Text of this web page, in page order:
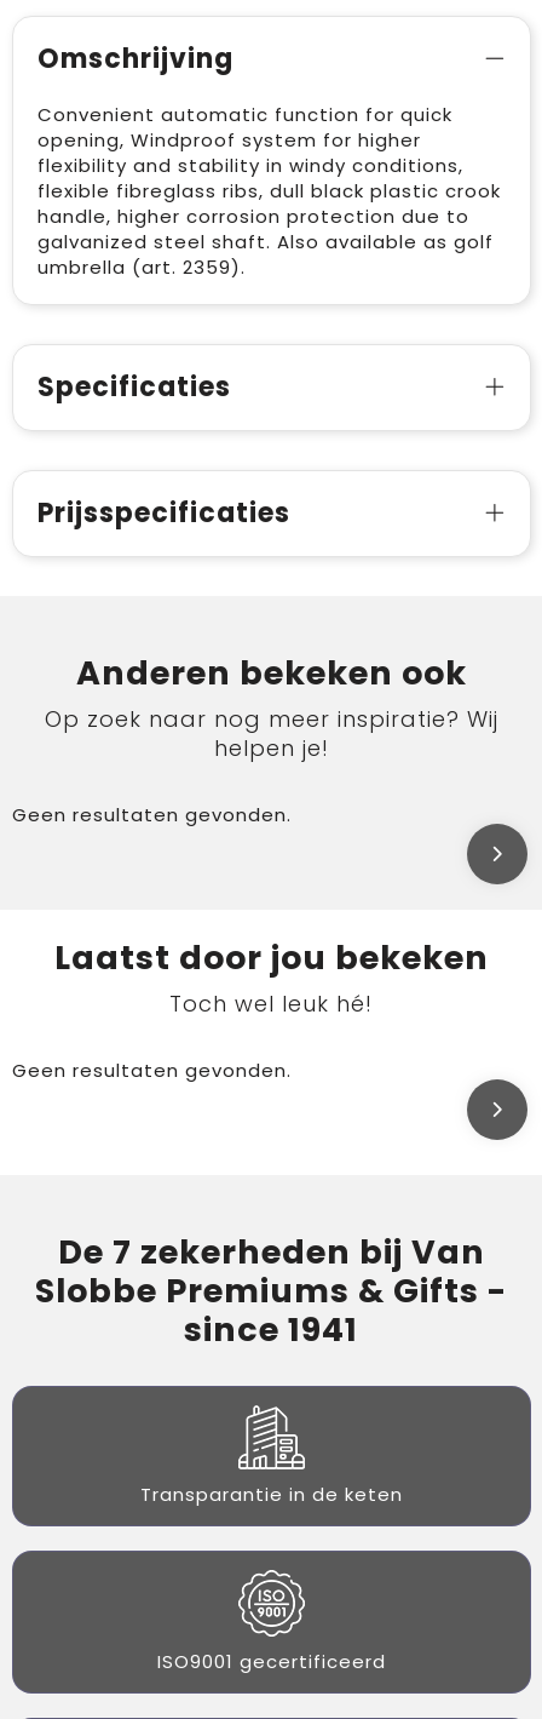
Omschrijving
Convenient automatic function for quick
opening, Windproof system for higher
flexibility and stability in windy conditions,
flexible fibreglass ribs, dull black plastic crook
handle, higher corrosion protection due to
galvanized steel shaft. Also available as golf
umbrella (art. 2359).
Specificaties
Prijsspecificaties
Anderen bekeken ook
Op zoek naar nog meer inspiratie? Wij
helpen je!
Geen resultaten gevonden.
Laatst door jou bekeken
Toch wel leuk hé!
Geen resultaten gevonden.
De 7 zekerheden bij Van
Slobbe Premiums & Gifts -
since 1941
Transparantie in de keten
ISO9001 gecertificeerd